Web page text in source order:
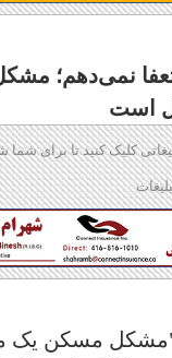
نمی‌دهم؛
است
کلیک کنید تا برای شما
مسکن یک